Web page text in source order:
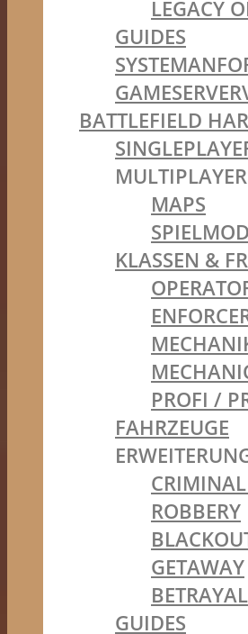
LEGACY
GUIDES
BATTLEFIELD
MULTIPLAYER
MAPS
KLASSEN &
PROFI /
FAHRZEUGE
ROBBERY
GETAWAY
BETRAYAL
GUIDES